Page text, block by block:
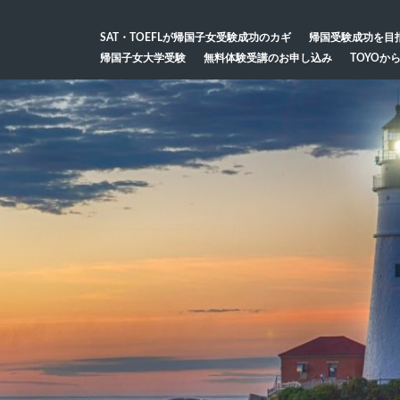
SAT・TOEFLが帰国子女受験成功のカギ
帰国受験成功を目
帰国子女大学受験
無料体験受講のお申し込み TOYOか